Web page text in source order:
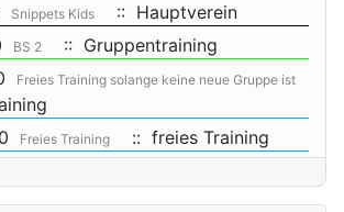
Snippets Kids
:: Hauptverein
BS 2
:: Gruppentraining
Freies Training solange keine neue Gruppe ist
Freies Training :: freies Training